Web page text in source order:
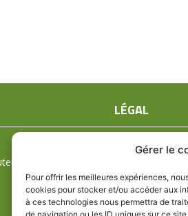
Gérer le
Pour offrir les meilleures expériences,
cookies pour stocker et/ou accéder aux
à ces technologies nous permettra de
LÉGAL
Mentions légales
Politique de
Politique de